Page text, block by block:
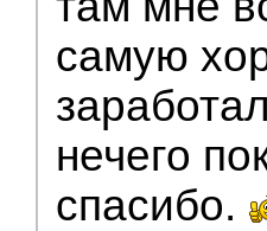
самую
нечего
спасибо.